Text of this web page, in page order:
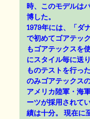
時、このモデルは
博した。
1979年には、「ダ
で初めてゴアテッ
もゴアテックスを
にスタイル毎に送
ものテストを行っ
のみゴアテックス
アメリカ陸軍・海
ーツが採用されて
績は十分。 現在に